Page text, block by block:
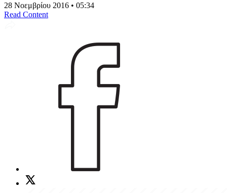
28 Νοεμβρίου 2016 • 05:34
Read Content